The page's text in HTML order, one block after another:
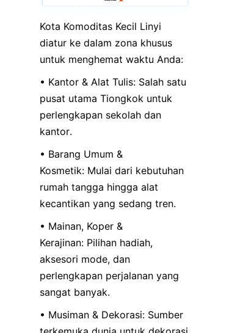
Kota Komoditas Kecil Linyi
diatur ke dalam zona khusus
untuk menghemat waktu Anda:
• Kantor & Alat Tulis: Salah satu
pusat utama Tiongkok untuk
perlengkapan sekolah dan
kantor.
• Barang Umum &
Kosmetik: Mulai dari kebutuhan
rumah tangga hingga alat
kecantikan yang sedang tren.
• Mainan, Koper &
Kerajinan: Pilihan hadiah,
aksesori mode, dan
perlengkapan perjalanan yang
sangat banyak.
• Musiman & Dekorasi: Sumber